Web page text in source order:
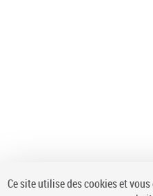
Ce site utilise des cookies et